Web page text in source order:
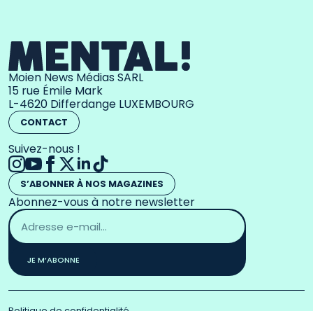
Moien News Médias SARL
15 rue Émile Mark
L-4620 Differdange LUXEMBOURG
CONTACT
Suivez-nous !
S’ABONNER À NOS MAGAZINES
Abonnez-vous à notre newsletter
Adresse
email
*
JE M’ABONNE